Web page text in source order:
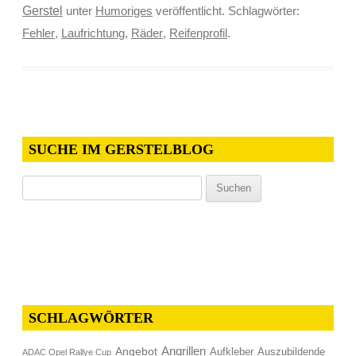
Gerstel unter Humoriges veröffentlicht. Schlagwörter:
Fehler, Laufrichtung, Räder, Reifenprofil.
SUCHE IM GERSTELBLOG
SCHLAGWÖRTER
ADAC Opel Rallye Cup Angebot Angrillen Aufkleber Auszubildende